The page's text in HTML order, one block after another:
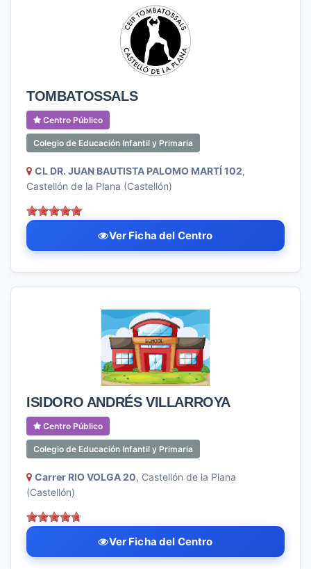
TOMBATOSSALS
Centro Público
Colegio de Educación Infantil y Primaria
CL DR. JUAN BAUTISTA PALOMO MARTÍ 102,
Castellón de la Plana (Castellón)
Ver Ficha del Centro
ISIDORO ANDRÉS VILLARROYA
Centro Público
Colegio de Educación Infantil y Primaria
Carrer RIO VOLGA 20, Castellón de la Plana
(Castellón)
Ver Ficha del Centro